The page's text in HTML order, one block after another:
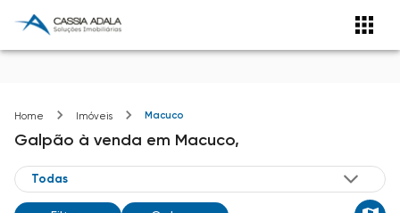
Home Imóveis Macuco
Galpão à venda em Macuco,